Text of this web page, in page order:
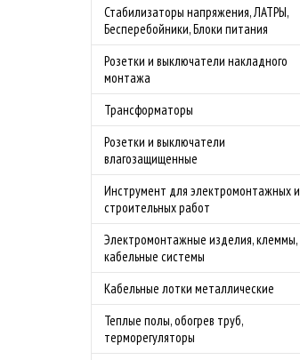
Стабилизаторы напряжения, ЛАТРЫ,
Бесперебойники, Блоки питания
Розетки и выключатели накладного
монтажа
Трансформаторы
Розетки и выключатели
влагозащищенные
Инструмент для электромонтажных и
строительных работ
Электромонтажные изделия, клеммы,
кабельные системы
Кабельные лотки металлические
Теплые полы, обогрев труб,
терморегуляторы